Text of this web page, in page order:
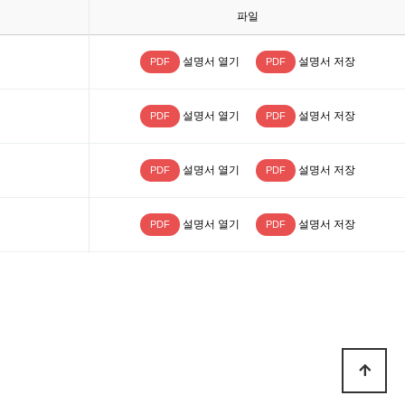
파일
PDF 설명서 열기 PDF 설명서 저장
PDF 설명서 열기 PDF 설명서 저장
PDF 설명서 열기 PDF 설명서 저장
PDF 설명서 열기 PDF 설명서 저장